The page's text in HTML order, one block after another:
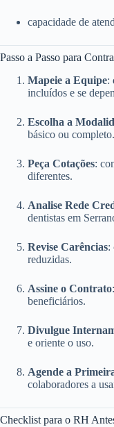
capacidade de
Passo a Passo para
Mapeie a Equipe:
incluídos e se
Escolha a
básico ou completo.
Peça Cotações:
diferentes.
Analise Rede
dentistas em
Revise Carências:
reduzidas.
Assine o Contrato
beneficiários.
Divulgue
e oriente o uso.
Agende a
colaboradores a
Checklist para o RH